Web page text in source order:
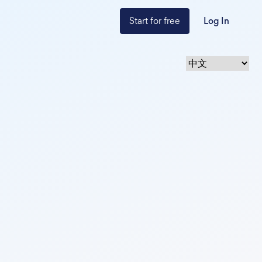
Start for free Log In